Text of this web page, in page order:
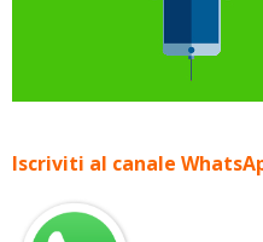
Iscriviti al canale